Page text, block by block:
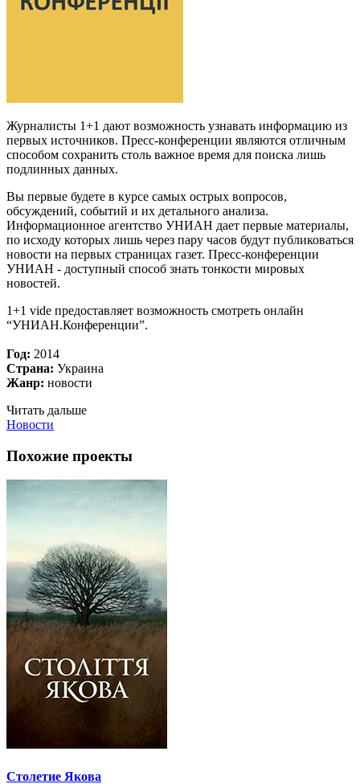
Журналисты 1+1 дают возможность узнавать информацию из
первых источников. Пресс-конференции являются отличным
способом сохранить столь важное время для поиска лишь
подлинных данных.
Вы первые будете в курсе самых острых вопросов,
обсуждений, событий и их детального анализа.
Информационное агентство УНИАН дает первые материалы,
по исходу которых лишь через пару часов будут публиковаться
новости на первых страницах газет. Пресс-конференции
УНИАН - доступный способ знать тонкости мировых
новостей.
1+1 vide предоставляет возможность смотреть онлайн
“УНИАН.Конференции”.
Год: 2014
Страна: Украина
Жанр: новости
Читать дальше
Новости
Похожие проекты
Столетие Якова